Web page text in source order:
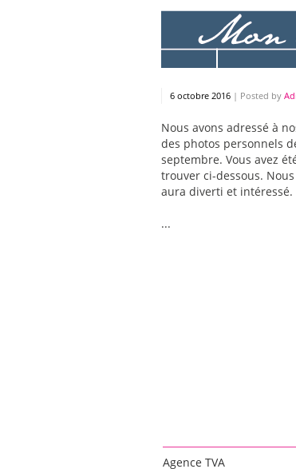
6 octobre 2016 | Posted by
Nous avons adressé à
des photos personnels
septembre. Vous avez
trouver ci-dessous.
aura diverti et intéressé.
...
Agence TVA